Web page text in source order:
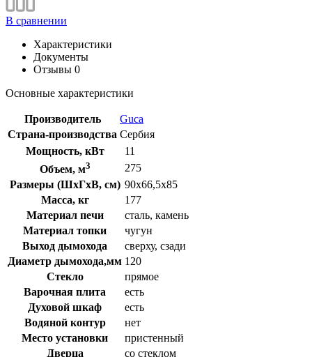
В сравнении
Характеристики
Документы
Отзывы 0
Основные характеристики
Производитель
Guca
Страна-производства Сербия
Мощность, кВт
11
Объем, м3
275
Размеры (ШxГxВ, см) 90x66,5x85
Масса, кг
177
Материал печи
сталь, камень
Материал топки
чугун
Выход дымохода
сверху, сзади
Диаметр дымохода,мм 120
Стекло
прямое
Варочная плита
есть
Духовой шкаф
есть
Водяной контур
нет
Место установки
пристенный
Дверца
со стеклом